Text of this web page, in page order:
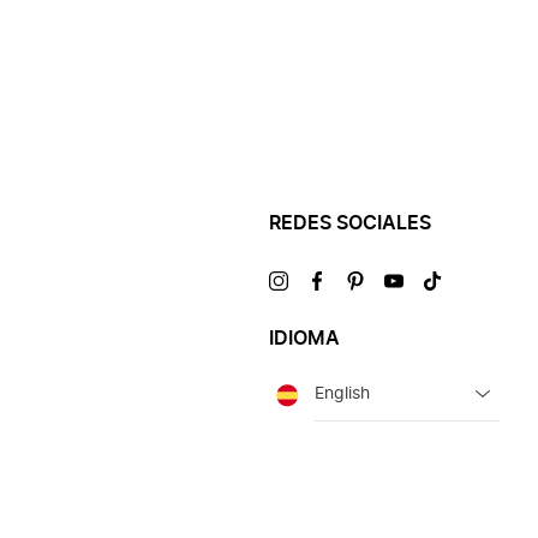
REDES SOCIALES
VisítanosVisítanosVisítanosVisítanosVisítanos
IDIOMA
Idioma